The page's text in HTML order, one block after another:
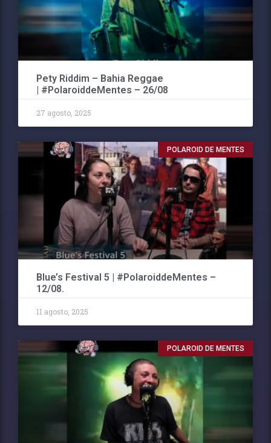
Pety Riddim – Bahia Reggae
| #PolaroiddeMentes – 26/08
27 agosto, 2025
POLAROID DE MENTES
Blue’s Festival 5 | #PolaroiddeMentes –
12/08.
11 agosto, 2025
POLAROID DE MENTES